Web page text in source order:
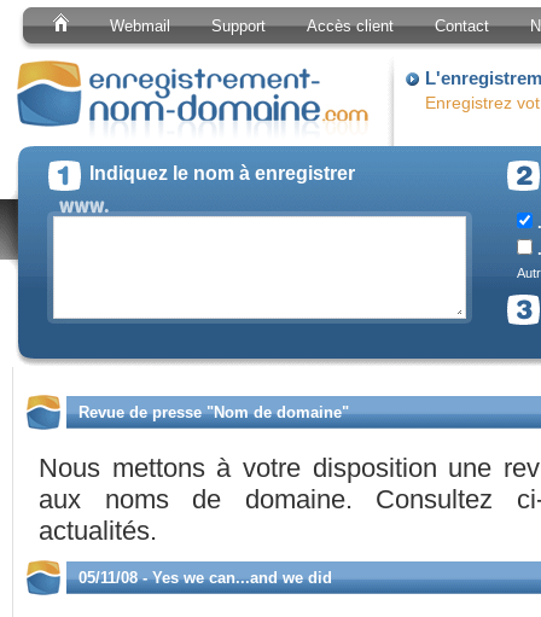
Webmail Support Accès client Contact
Enregistrez
Indiquez le nom à enregistrer
Revue de presse "Nom de domaine"
Nous mettons à votre disposition une
aux noms de domaine. Consultez
actualités.
05/11/08 - Yes we can...and we did